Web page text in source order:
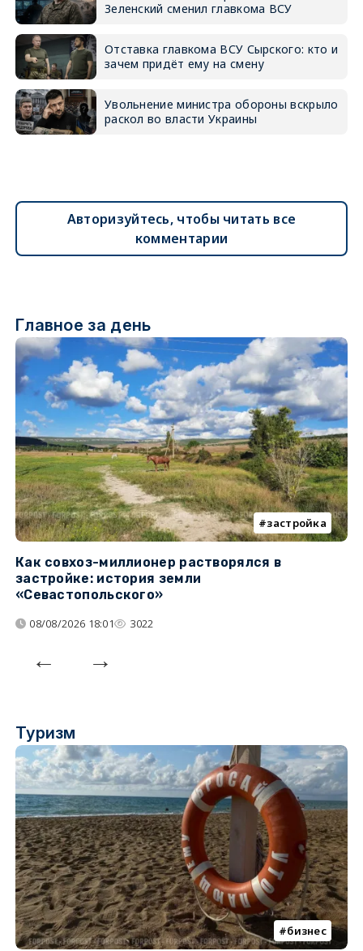
Зеленский сменил главкома ВСУ
Отставка главкома ВСУ Сырского: кто и
зачем придёт ему на смену
Увольнение министра обороны вскрыло
раскол во власти Украины
Авторизуйтесь, чтобы читать все
комментарии
Главное за день
застройка
Как совхоз-миллионер растворялся в
застройке: история земли
«Севастопольского»
08/08/2026 18:01 3022
Туризм
бизнес